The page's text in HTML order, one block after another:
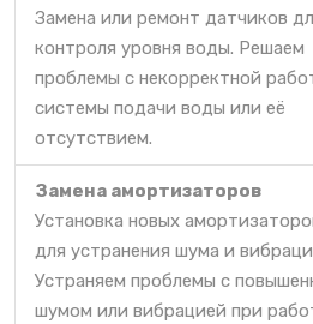
Замена или ремонт датчиков
контроля уровня воды. Решаем
проблемы с некорректной
системы подачи воды или её
отсутствием.
Замена амортизаторов
Установка новых
для устранения шума и
Устраняем проблемы с
шумом или вибрацией при